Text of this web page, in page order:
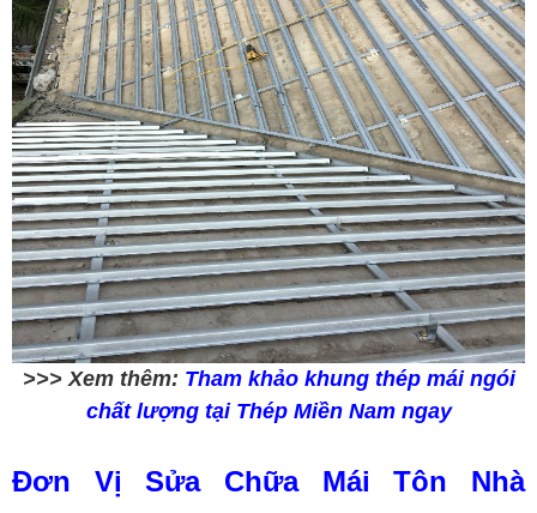
>>> Xem thêm: Tham khảo khung thép mái ngói
chất lượng tại Thép Miền Nam ngay
Đơn Vị Sửa Chữa Mái Tôn Nhà